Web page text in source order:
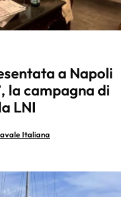
a Napoli
la campagna di
LNI
Italiana